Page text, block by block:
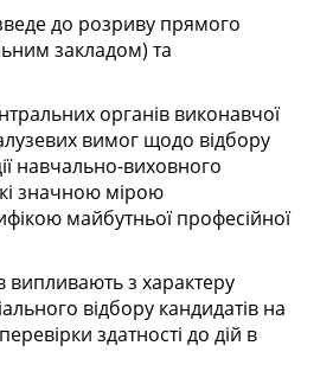
до розриву прямого
закладом) та
органів виконавчої
вимог щодо відбору
навчально-виховного
значною мірою
майбутньої професійної
випливають з характеру
відбору кандидатів на
здатності до дій в